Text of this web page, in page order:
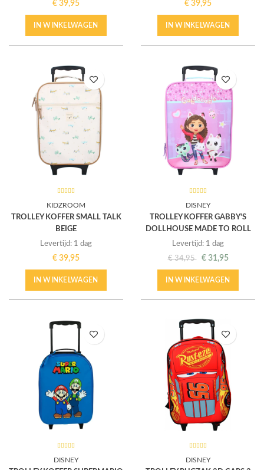
€ 39,95
IN WINKELWAGEN
€ 39,95
IN WINKELWAGEN
KIDZROOM
TROLLEY KOFFER SMALL TALK
BEIGE
Levertijd: 1 dag
€ 39,95
IN WINKELWAGEN
DISNEY
TROLLEY KOFFER GABBY'S
DOLLHOUSE MADE TO ROLL
Levertijd: 1 dag
€34,95 € 31,95
IN WINKELWAGEN
DISNEY DISNEY